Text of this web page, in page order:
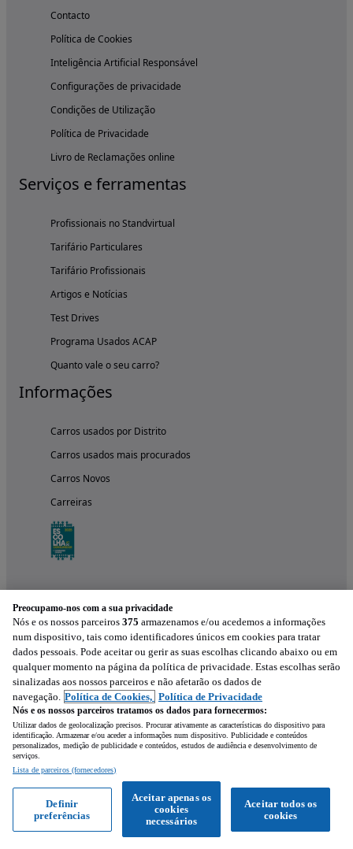
Ligar WhatsApp
Contacto
Política de Cookies
Inteligência Artificial Responsável
Configurações de privacidade
Condições de Utilização
Política de Privacidade
Livro de Reclamações online
Serviços e ferramentas
Profissionais no Standvirtual
Tarifário Particulares
Tarifário Profissionais
Artigos e Notícias
Test Drives
Programa Usados ACAP
Quanto vale o seu carro?
Informações
Carros usados por Distrito
Carros usados mais procurados
Carros Novos
Carreiras
Experimenta a aplicação
Preocupamo-nos com a sua privacidade
Nós e os nossos parceiros 375 armazenamos e/ou acedemos a informações
num dispositivo, tais como identificadores únicos em cookies para tratar
dados pessoais. Pode aceitar ou gerir as suas escolhas clicando abaixo ou em
qualquer momento na página da política de privacidade. Estas escolhas serão
sinalizadas aos nossos parceiros e não afetarão os dados de
navegação. Política de Cookies, Política de Privacidade
Nós e os nossos parceiros tratamos os dados para fornecermos:
Utilizar dados de geolocalização precisos. Procurar ativamente as características do dispositivo para
identificação. Armazenar e/ou aceder a informações num dispositivo. Publicidade e conteúdos
personalizados, medição de publicidade e conteúdos, estudos de audiência e desenvolvimento de
serviços.
Lista de parceiros (fornecedores)
Aceitar todos os
cookies
Aceitar apenas os
cookies
necessários
Definir
preferências